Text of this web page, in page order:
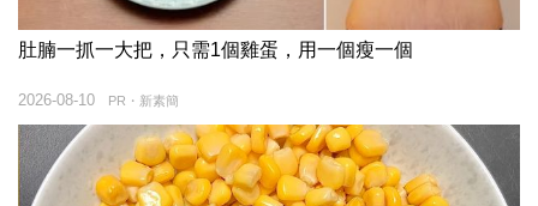
肚腩一抓一大把，只需1個雞蛋，用一個瘦一個
PR・新素簡
2026-08-10